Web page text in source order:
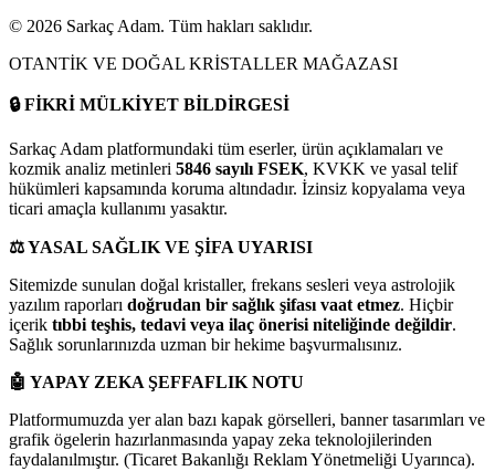
© 2026 Sarkaç Adam. Tüm hakları saklıdır.
OTANTİK VE DOĞAL KRİSTALLER MAĞAZASI
🔒FİKRİ MÜLKİYET BİLDİRGESİ
Sarkaç Adam platformundaki tüm eserler, ürün açıklamaları ve
kozmik analiz metinleri 5846 sayılı FSEK, KVKK ve yasal telif
hükümleri kapsamında koruma altındadır. İzinsiz kopyalama veya
ticari amaçla kullanımı yasaktır.
⚖️YASAL SAĞLIK VE ŞİFA UYARISI
Sitemizde sunulan doğal kristaller, frekans sesleri veya astrolojik
yazılım raporları doğrudan bir sağlık şifası vaat etmez. Hiçbir
içerik tıbbi teşhis, tedavi veya ilaç önerisi niteliğinde değildir.
Sağlık sorunlarınızda uzman bir hekime başvurmalısınız.
🤖 YAPAY ZEKA ŞEFFAFLIK NOTU
Platformumuzda yer alan bazı kapak görselleri, banner tasarımları ve
grafik ögelerin hazırlanmasında yapay zeka teknolojilerinden
faydalanılmıştır. (Ticaret Bakanlığı Reklam Yönetmeliği Uyarınca).